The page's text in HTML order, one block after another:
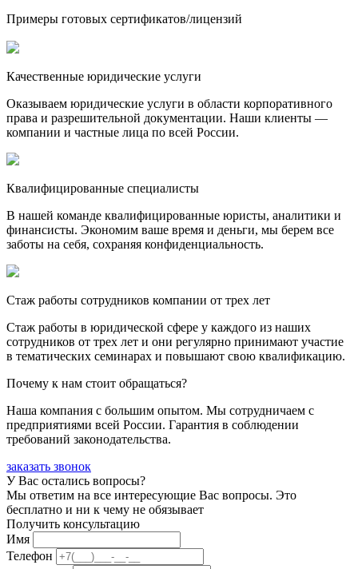
Примеры готовых сертификатов/лицензий
Качественные юридические услуги
Оказываем юридические услуги в области корпоративного
права и разрешительной документации. Наши клиенты —
компании и частные лица по всей России.
Квалифицированные специалисты
В нашей команде квалифицированные юристы, аналитики и
финансисты. Экономим ваше время и деньги, мы берем все
заботы на себя, сохраняя конфиденциальность.
Стаж работы сотрудников компании от трех лет
Стаж работы в юридической сфере у каждого из наших
сотрудников от трех лет и они регулярно принимают участие
в тематических семинарах и повышают свою квалификацию.
Почему к нам стоит обращаться?
Наша компания с большим опытом. Мы сотрудничаем с
предприятиями всей России. Гарантия в соблюдении
требований законодательства.
заказать звонок
У Вас остались вопросы?
Мы ответим на все интересующие Вас вопросы. Это
бесплатно и ни к чему не обязывает
Получить консультацию
Имя
Телефон